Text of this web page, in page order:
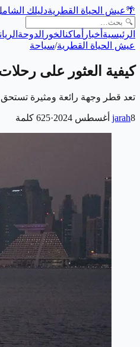
🌴عيش الحياة القطريةدليلك
الرئيسية أخبار أماكنالخور الدوحة الريان
عيش الحياة القطرية/سياحة
كيفية العثور على
تعد قطر وجهة رائعة ومثيرة تستحق الزيارة، ومن
jarah8 أغسطس 2024 ·
625 كلمة